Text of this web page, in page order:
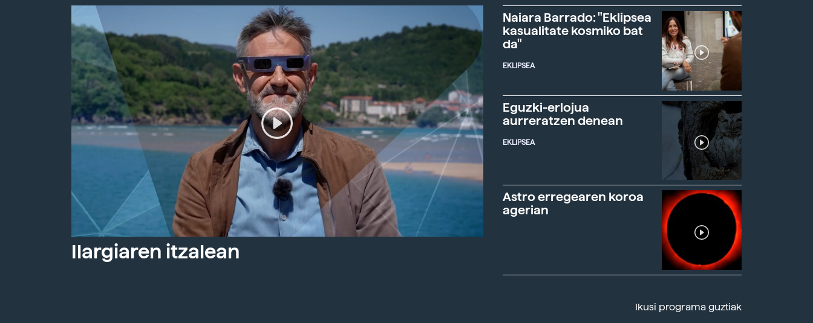
Ilargiaren itzalean
Naiara Barrado: "Eklipsea
kasualitate kosmiko bat
da"
EKLIPSEA
Eguzki-erlojua
aurreratzen denean
EKLIPSEA
Astro erregearen koroa
agerian
Ikusi programa guztiak